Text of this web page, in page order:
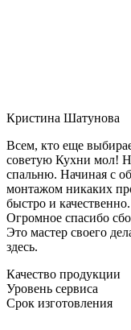
Кристина Шатунова
Всем, кто еще
советую Кухни мол!
спальню. Начиная с
монтажом никаких
быстро и
Огромное спасибо
Это мастер своего
здесь.
Качество продукции
Уровень сервиса
Срок изготовления